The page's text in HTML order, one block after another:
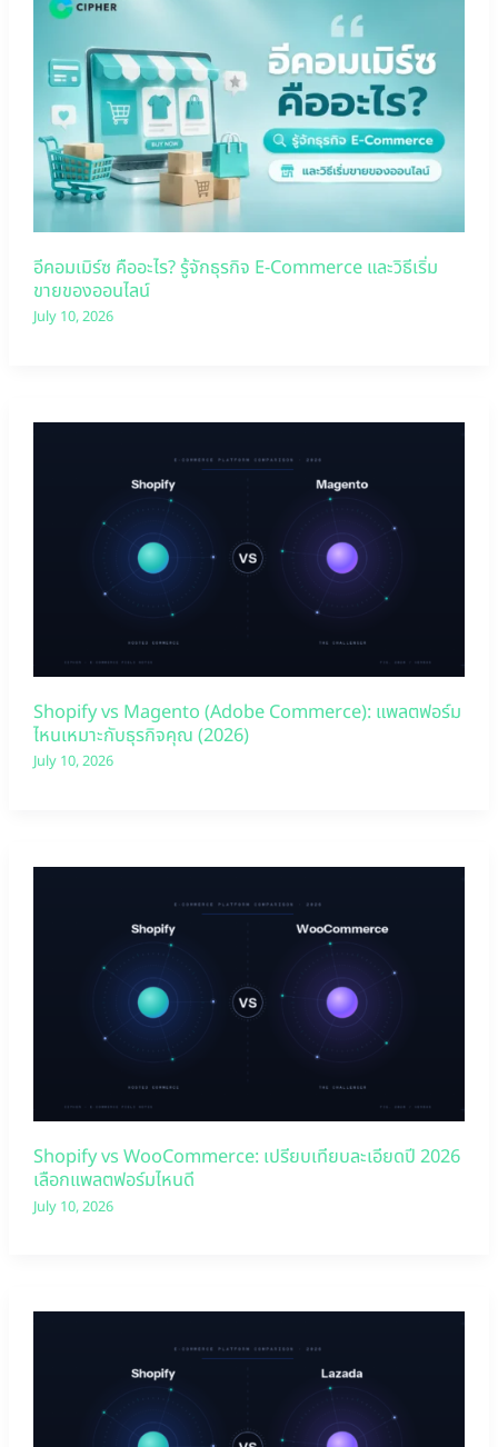
อีคอมเมิร์ซ คืออะไร? รู้จักธุรกิจ E-Commerce และวิธีเริ่ม
ขายของออนไลน์
July 10, 2026
Shopify vs Magento (Adobe Commerce): แพลตฟอร์ม
ไหนเหมาะกับธุรกิจคุณ (2026)
July 10, 2026
Shopify vs WooCommerce: เปรียบเทียบละเอียดปี 2026
เลือกแพลตฟอร์มไหนดี
July 10, 2026